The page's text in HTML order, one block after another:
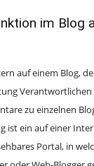
im Blog
auf einem Blog,
zu einzelnen
ist ein auf einer
Portal, in